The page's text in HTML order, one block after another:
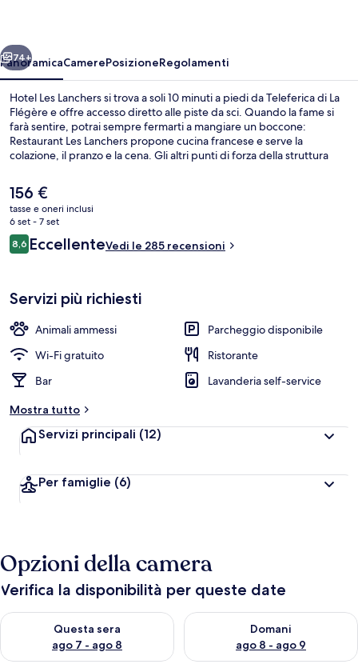
Avanti
74+
PanoramicaCamerePosizioneRegolamenti
Hotel Les Lanchers si trova a soli 10 minuti a piedi da Teleferica di La
Flégère e offre accesso diretto alle piste da sci. Quando la fame si
farà sentire, potrai sempre fermarti a mangiare un boccone:
Restaurant Les Lanchers propone cucina francese e serve la
colazione, il pranzo e la cena. Gli altri punti di forza della struttura
appassionati di sci potranno approfittare di ski pass, deposito sci e
anche di una navetta gratuita per le piste da sci.
Il
prezzo
attuale
è
156 €
156 €
tasse e oneri inclusi
6 set - 7 set
Recensioni
8,68,6 su 10
EccellenteVedi le 285 recensioni
Servizi più richiesti
Animali ammessi
Parcheggio disponibile
Wi-Fi gratuito
Ristorante
Bar
Lavanderia self-service
Mostra tutto
Servizi principali (12)
Per famiglie (6)
Opzioni della camera
Verifica la disponibilità per queste date
Questa sera
ago 7 - ago 8
Verifica la disponibilità per questa sera, ago 7 - ago 8
Domani
ago 8 - ago 9
Verifica la disponibilità per